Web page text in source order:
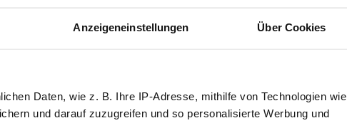
Anzeigeneinstellungen Über Cookies
Daten, wie z. B. Ihre IP-Adresse, mithilfe von Technologien wie
und darauf zuzugreifen und so personalisierte Werbung und